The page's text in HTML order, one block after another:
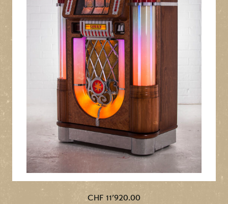
CHF 11’920.00